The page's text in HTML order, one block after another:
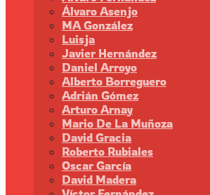
Álvaro Asenjo
MA González
Luisja
Javier Hernández
Daniel Arroyo
Alberto Borreguero
Adrián Gómez
Arturo Arnay
Mario De La Muñoza
David Gracia
Roberto Rubiales
Oscar García
David Madera